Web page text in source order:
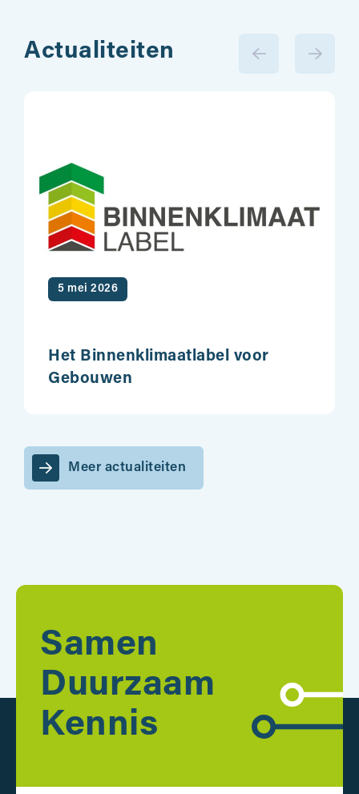
Actualiteiten
5 mei 2026
Het Binnenklimaatlabel voor
Gebouwen
Meer actualiteiten
Samen
Duurzaam
Kennis